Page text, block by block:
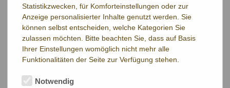
(z.B. bei Fragen zur individueller Anreise mit demPKWdirekt zum
ersten Exkursionspunkt oder bei einer etwaigen Verspätung am
Treffpunktist (wie im Vorjahr) der Busterminal an der Hinterseite
des Hauptbahnhofs Wien (von innen: Ausgang Sonnwendviertel).
Reisebus der Firma Dr. Richard durchgeführt. Die Fahrt zum
Statistikzwecken, für Komforteinstellungen oder zur
Anzeige personalisierter Inhalte genutzt werden. Sie
können selbst entscheiden, welche Kategorien Sie
zulassen möchten. Bitte beachten Sie, dass auf Basis
Ihrer Einstellungen womöglich nicht mehr alle
Funktionalitäten der Seite zur Verfügung stehen.
Notwendig